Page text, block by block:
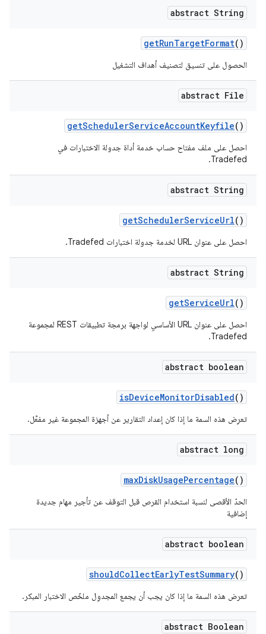
abstract String
getRunTargetFormat()
الحصول على تنسيق لتصنيف أهداف التشغيل
abstract File
getSchedulerServiceAccountKeyfile()
احصل على ملف مفتاح حساب خدمة أداة جدولة الاختبارات في
Tradefed.
abstract String
getSchedulerServiceUrl()
احصل على عنوان URL لخدمة جدولة اختبارات Tradefed.
abstract String
getServiceUrl()
احصل على عنوان URL الأساسي لواجهة برمجة تطبيقات REST لمجموعة
Tradefed.
abstract boolean
isDeviceMonitorDisabled()
تعرِض هذه السمة ما إذا كان إعداد التقارير عن أجهزة المجموعة غير مفعَّل.
abstract long
maxDiskUsagePercentage()
الحدّ الأقصى لنسبة استخدام القرص قبل التوقف عن تأجير مهام جديدة
إضافية
abstract boolean
shouldCollectEarlyTestSummary()
تعرض هذه السمة ما إذا كان يجب أن يجمع المجدوِل ملخّص الاختبار المبكر.
abstract Boolean